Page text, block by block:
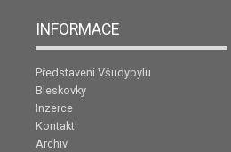
INFORMACE
Představení Všudybylu
Bleskovky
Inzerce
Kontakt
Archiv